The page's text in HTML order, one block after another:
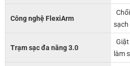
Công nghệ FlexiArm
sạch
Trạm sạc đa năng 3.0
làm